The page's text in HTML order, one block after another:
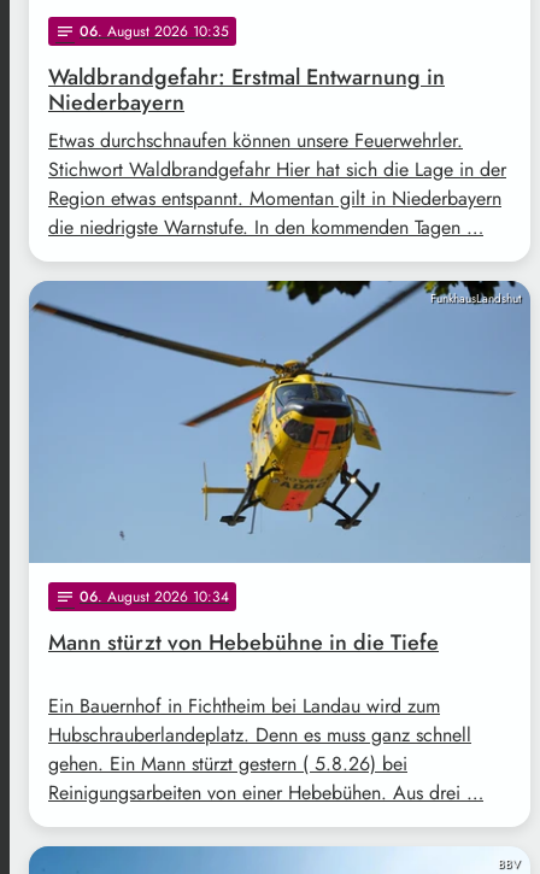
notes 06. August 2026 10:35
Waldbrandgefahr: Erstmal Entwarnung in
Niederbayern
Etwas durchschnaufen können unsere Feuerwehrler.
Stichwort Waldbrandgefahr Hier hat sich die Lage in der
Region etwas entspannt. Momentan gilt in Niederbayern
die niedrigste Warnstufe. In den kommenden Tagen …
FunkhausLandshut
notes 06. August 2026 10:34
Mann stürzt von Hebebühne in die Tiefe
Ein Bauernhof in Fichtheim bei Landau wird zum
Hubschrauberlandeplatz. Denn es muss ganz schnell
gehen. Ein Mann stürzt gestern ( 5.8.26) bei
Reinigungsarbeiten von einer Hebebühen. Aus drei …
BBV